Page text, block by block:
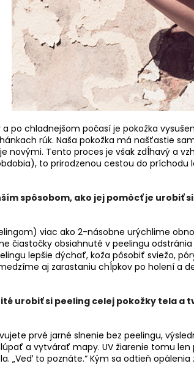
a po chladnejšom počasí je pokožka
rúk. Naša pokožka má našťastie
novými. Tento proces je však zdĺhavý a
to prirodzenou cestou do príchodu
spôsobom, ako jej pomôcť je urobiť
viac ako 2-násobne urýchlime
čiastočky obsiahnuté v peelingu
lepšie dýchať, koža pôsobiť sviežo,
aj zarastaniu chĺpkov po holení a
urobiť si peeling celej pokožky tela a
prvé jarné slnenie bez peelingu,
a vytvárať mapy. UV žiarenie tomu
„Veď to poznáte.“ Kým sa odtieň